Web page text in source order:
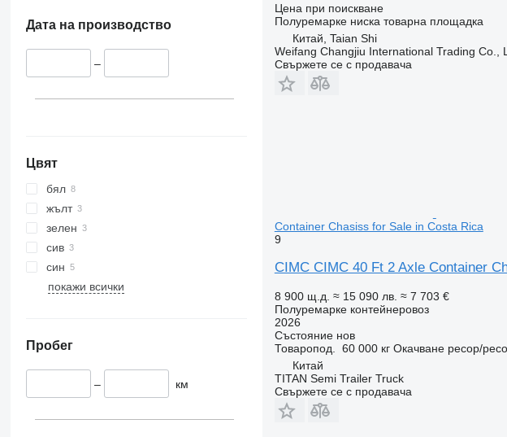
Дата на производство
–
Цвят
бял
жълт
зелен
сив
син
покажи всички
Пробег
– км
Цена при поискване
Полуремарке ниска товарна площадка
Китай, Taian Shi
Weifang Changjiu International Trading Co.,
Свържете се с продавача
Container Chasiss for Sale in Costa Rica
9
CIMC CIMC 40 Ft 2 Axle Container
8 900 щ.д. ≈ 15 090 лв. ≈ 7 703 €
Полуремарке контейнеровоз
2026
Състояниенов
Товаропод.
60 000 кг Окачване ресор/
Китай
TITAN Semi Trailer Truck
Свържете се с продавача